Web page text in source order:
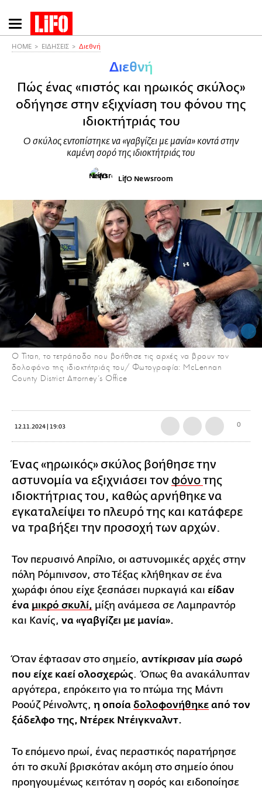
Παράκαμψη
προς
HOME ΕΙΔΗΣΕΙΣ Διεθνή
Διεθνή
Πώς ένας «πιστός και ηρωικός σκύλος»
οδήγησε στην εξιχνίαση του φόνου της
ιδιοκτήτριάς του
Ο σκύλος εντοπίστηκε να «γαβγίζει με μανία» κοντά στην
καμένη σορό της ιδιοκτήτριάς του
LifO Newsroom
Ο Titan, το τετράποδο που βοήθησε τις αρχές να βρουν τον
δολοφόνο της ιδιοκτήτριάς του/ Φωτογραφία: McLennan
County District Attorney's Office
12.11.2024 | 19:03 0
Ένας «ηρωικός» σκύλος βοήθησε την
αστυνομία να εξιχνιάσει τον φόνοτης
ιδιοκτήτριας του, καθώς αρνήθηκε να
εγκαταλείψει το πλευρό της και κατάφερε
να τραβήξει την προσοχή των αρχών.
Τον περυσινό Απρίλιο, οι αστυνομικές αρχές στην
πόλη Ρόμπινσον, στο Τέξας κλήθηκαν σε ένα
χωράφι όπου είχε ξεσπάσει πυρκαγιά και είδαν
ένα μικρό σκυλί, μίξη ανάμεσα σε Λαμπραντόρ
και Κανίς, να «γαβγίζει με μανία».
Όταν έφτασαν στο σημείο, αντίκρισαν μία σωρό
που είχε καεί ολοσχερώς. Όπως θα ανακάλυπταν
αργότερα, επρόκειτο για το πτώμα της Μάντι
Ροούζ Ρέινολντς, η οποία δολοφονήθηκε από τον
ξάδελφο της, Ντέρεκ Ντέιγκναλντ.
Το επόμενο πρωί, ένας περαστικός παρατήρησε
ότι το σκυλί βρισκόταν ακόμη στο σημείο όπου
προηγουμένως κειτόταν η σορός και ειδοποίησε